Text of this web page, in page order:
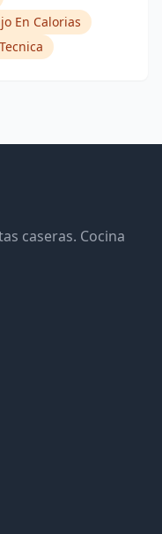
En Calorias
Tecnica
caseras. Cocina